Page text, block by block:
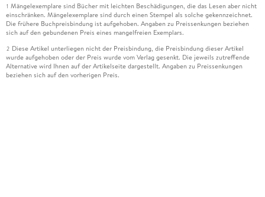
1 Mängelexemplare sind Bücher mit leichten Beschädigungen, die das Lesen aber nicht
einschränken. Mängelexemplare sind durch einen Stempel als solche gekennzeichnet.
Die frühere Buchpreisbindung ist aufgehoben. Angaben zu Preissenkungen beziehen
sich auf den gebundenen Preis eines mangelfreien Exemplars.
2 Diese Artikel unterliegen nicht der Preisbindung, die Preisbindung dieser Artikel
wurde aufgehoben oder der Preis wurde vom Verlag gesenkt. Die jeweils zutreffende
Alternative wird Ihnen auf der Artikelseite dargestellt. Angaben zu Preissenkungen
beziehen sich auf den vorherigen Preis.